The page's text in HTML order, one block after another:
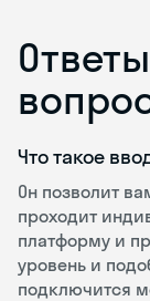
Что такое
Он позволит
проходит
платформу и
уровень и
подключится